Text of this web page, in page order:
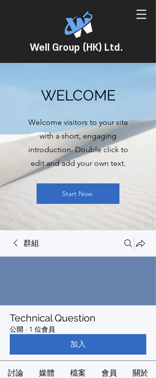
Well Group (HK) Ltd.
WELCOME
Welcome visitors to your site
with a short, engaging
introduction. Double click to
edit and add your own text.
Start Now
群組
Technical Question
公開 · 1 位會員
加入
討論 媒體 檔案 會員 關於